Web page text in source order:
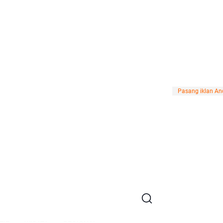
Pasang iklan